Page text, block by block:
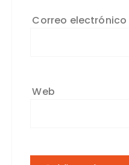
Correo electrónico
Web